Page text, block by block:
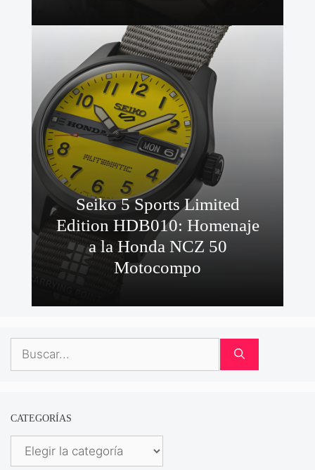
Seiko 5 Sports Limited
Edition HDB010: Homenaje
a la Honda NCZ 50
Motocompo
Buscar:
CATEGORÍAS
Categorías